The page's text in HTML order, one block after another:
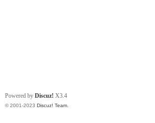
Powered by Discuz! X3.4
© 2001-2023 Discuz! Team